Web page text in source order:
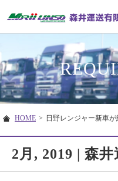
HOME > 日野レンジャー新車が
2月, 2019 | 森